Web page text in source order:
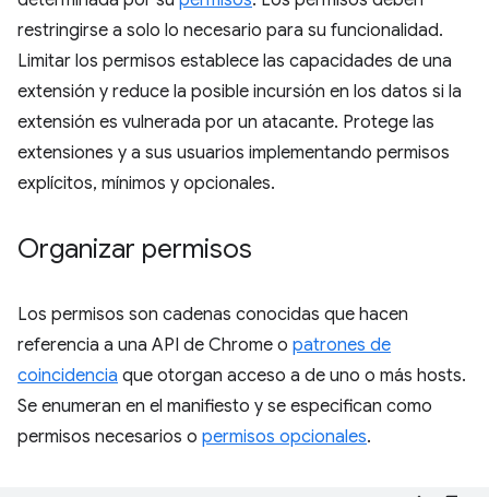
restringirse a solo lo necesario para su funcionalidad.
Limitar los permisos establece las capacidades de una
extensión y reduce la posible incursión en los datos si la
extensión es vulnerada por un atacante. Protege las
extensiones y a sus usuarios implementando permisos
explícitos, mínimos y opcionales.
Organizar permisos
Los permisos son cadenas conocidas que hacen
referencia a una API de Chrome o patrones de
coincidencia que otorgan acceso a de uno o más hosts.
Se enumeran en el manifiesto y se especifican como
permisos necesarios o permisos opcionales.